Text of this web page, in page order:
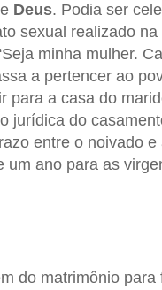
Deus. Podia ser
sexual realizado na
minha mulher.
a pertencer ao
para a casa do
jurídica do
entre o noivado e
um ano para as
do matrimônio para